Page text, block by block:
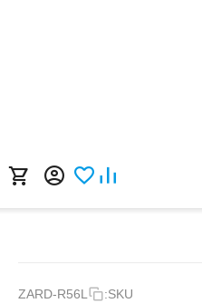
SKU:
ZARD-R56L